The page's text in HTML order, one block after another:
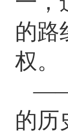
的路
权。
——
的历